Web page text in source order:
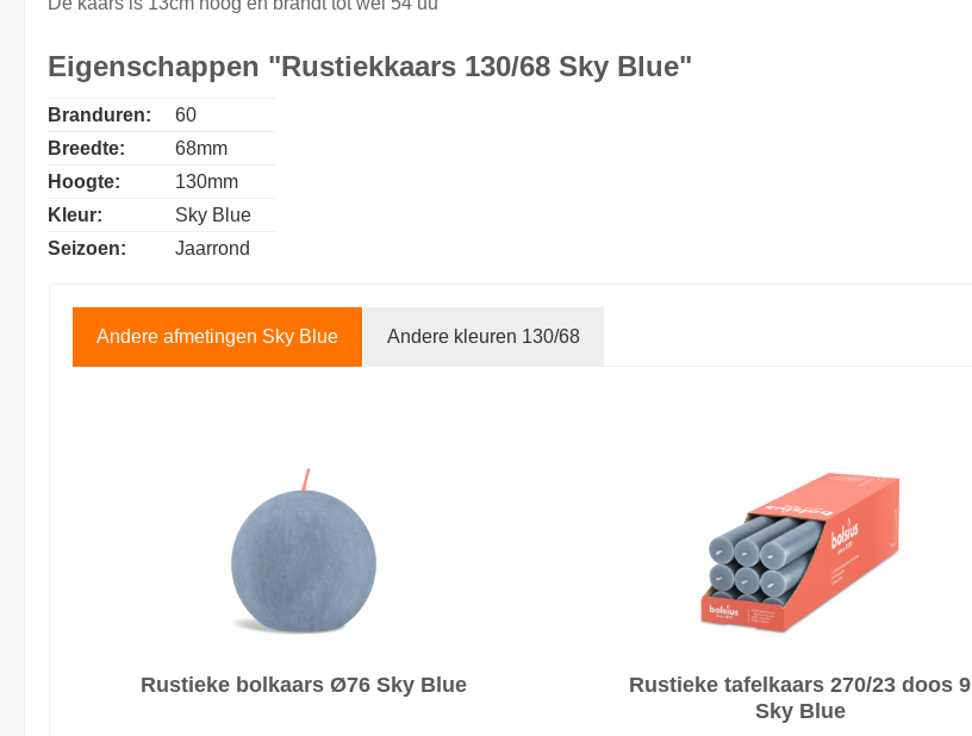
Eigenschappen "Rustiekkaars 130/68 Sky Blue"
Branduren:
60
Breedte:
68mm
Hoogte:
130mm
Kleur:
Sky Blue
Seizoen:
Jaarrond
Andere afmetingen Sky Blue Andere kleuren 130/68
Rustieke bolkaars Ø76 Sky Blue
Rustieke tafelkaars 270/23 doos 9
Sky Blue